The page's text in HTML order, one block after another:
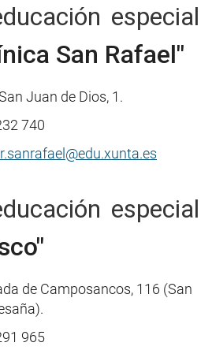
especial
San Rafael"
Juan de Dios, 1.
740
especial
de Camposancos, 116 (San
965